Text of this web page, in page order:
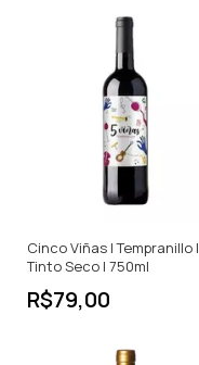
Cinco Viñas | Tempranillo |
Tinto Seco | 750ml
R$79,00